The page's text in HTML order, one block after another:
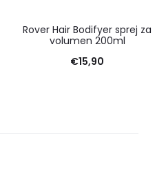
Rover Hair Bodifyer sprej za
volumen 200ml
€15,90